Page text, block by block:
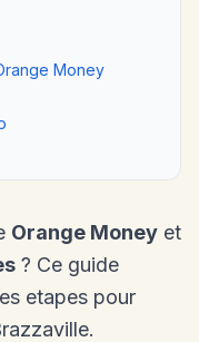
Money
Orange Money et
? Ce guide
etapes pour